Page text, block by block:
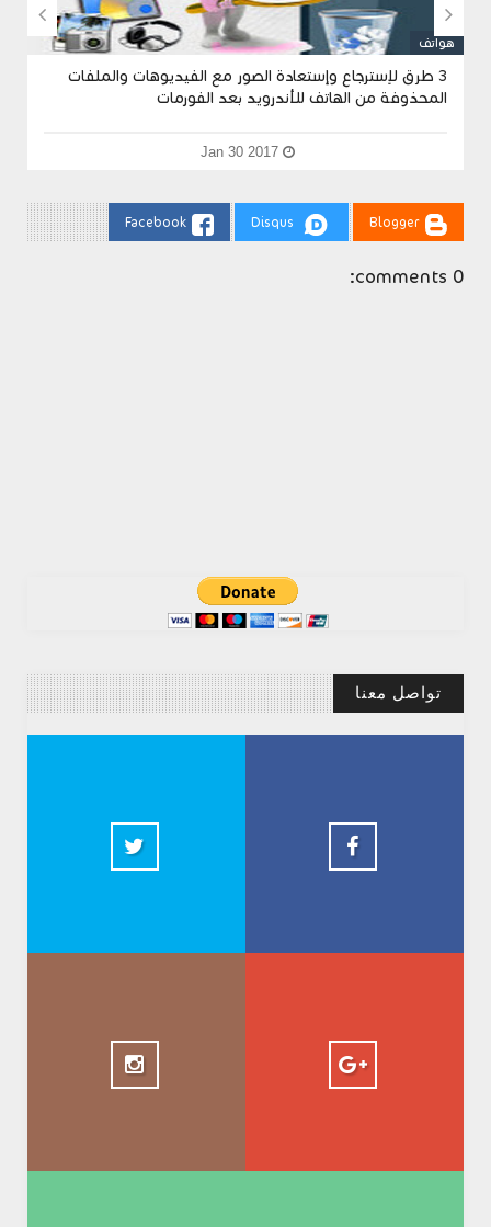
هواتف
3 طرق لإسترجاع وإستعادة الصور مع الفيديوهات والملفات
المحذوفة من الهاتف للأندرويد بعد الفورمات
Jan 30 2017
 
Blogger
Disqus
Facebook
0 comments:
تواصل معنا